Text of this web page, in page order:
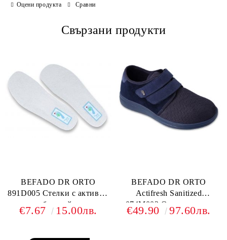
Оцени продукта Сравни
Свързани продукти
BEFADO DR ORTO
891D005 Стелки с активни
сребърни йони
€7.67 15.00лв.
BEFADO DR ORTO
Actifresh Sanitized
074M002 Ортопедични
обувки с лепки,
€49.90 97.60лв.